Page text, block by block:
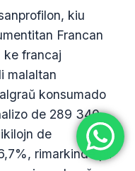
kiu
Francan
ke francaj
malaltan
konsumado
de 289 340
de
rimarkinde pli